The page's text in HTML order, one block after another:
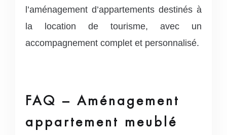
l’aménagement d’appartements destinés à
la location de tourisme, avec un
accompagnement complet et personnalisé.
FAQ – Aménagement
appartement meublé